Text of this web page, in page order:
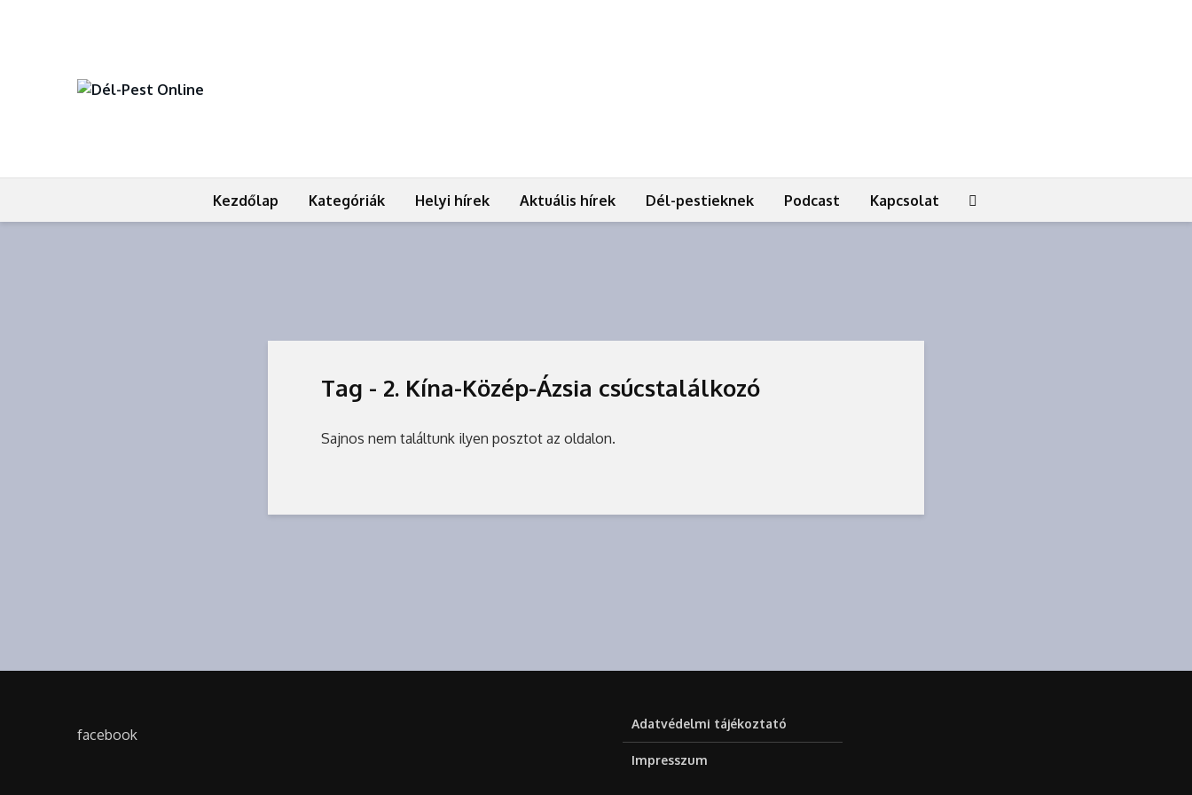
Kezdőlap Kategóriák Helyi hírek Aktuális hírek Dél-pestieknek Podcast Kapcsolat
Tag - 2. Kína-Közép-Ázsia csúcstalálkozó
Sajnos nem találtunk ilyen posztot az oldalon.
facebook
Adatvédelmi tájékoztató
Impresszum